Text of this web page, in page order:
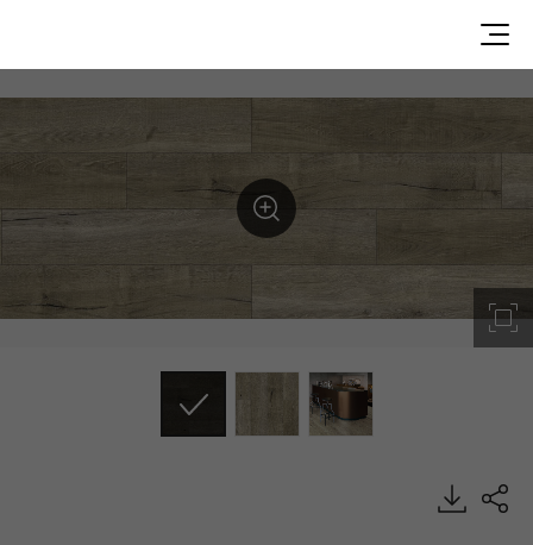
Hazy Crest, Decotile Plank, Luxury Vinyl Tile, HFLOR